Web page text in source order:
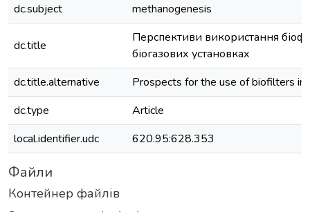
dc.subject
methanogenesis
dc.title
Перспективи використання
біогазових установках
dc.title.alternative
Prospects for the use of biofilters in
dc.type
Article
local.identifier.udc
620.95:628.353
Файли
Контейнер файлів